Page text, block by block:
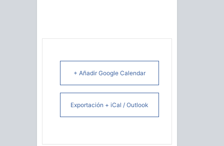
+ Añadir Google Calendar
Exportación + iCal / Outlook